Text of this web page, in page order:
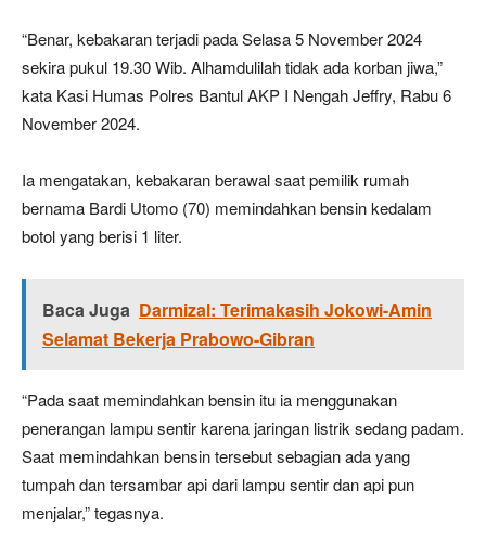
“Benar, kebakaran terjadi pada Selasa 5 November 2024
sekira pukul 19.30 Wib. Alhamdulilah tidak ada korban jiwa,”
kata Kasi Humas Polres Bantul AKP I Nengah Jeffry, Rabu 6
November 2024.
Ia mengatakan, kebakaran berawal saat pemilik rumah
bernama Bardi Utomo (70) memindahkan bensin kedalam
botol yang berisi 1 liter.
Baca Juga Darmizal: Terimakasih Jokowi-Amin
Selamat Bekerja Prabowo-Gibran
“Pada saat memindahkan bensin itu ia menggunakan
penerangan lampu sentir karena jaringan listrik sedang padam.
Saat memindahkan bensin tersebut sebagian ada yang
tumpah dan tersambar api dari lampu sentir dan api pun
menjalar,” tegasnya.